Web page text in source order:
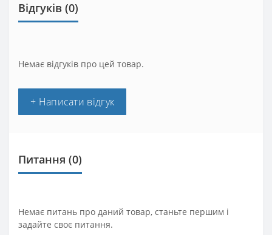
Відгуків (0)
Немає відгуків про цей товар.
+ Написати відгук
Питання (0)
Немає питань про даний товар, станьте першим і
задайте своє питання.